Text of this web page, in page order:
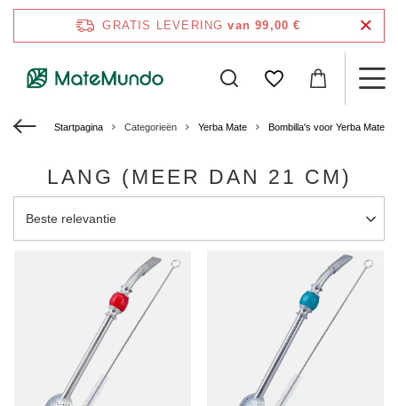
GRATIS LEVERING van 99,00 €
Startpagina Categorieën Yerba Mate Bombilla's voor Yerba Mate
LANG (MEER DAN 21 CM)
Sortering wijzigen
Beste relevantie